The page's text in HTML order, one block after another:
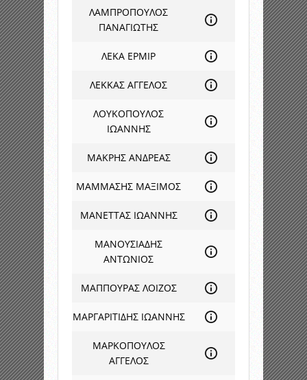
ΛΑΜΠΡΟΠΟΥΛΟΣ
ΠΑΝΑΓΙΩΤΗΣ
ΛΕΚΑ ΕΡΜΙΡ
ΛΕΚΚΑΣ ΑΓΓΕΛΟΣ
ΛΟΥΚΟΠΟΥΛΟΣ
ΙΩΑΝΝΗΣ
ΜΑΚΡΗΣ ΑΝΔΡΕΑΣ
ΜΑΜΜΑΣΗΣ ΜΑΞΙΜΟΣ
ΜΑΝΕΤΤΑΣ ΙΩΑΝΝΗΣ
ΜΑΝΟΥΣΙΑΔΗΣ
ΑΝΤΩΝΙΟΣ
ΜΑΠΠΟΥΡΑΣ ΛΟΙΖΟΣ
ΜΑΡΓΑΡΙΤΙΔΗΣ ΙΩΑΝΝΗΣ
ΜΑΡΚΟΠΟΥΛΟΣ
ΑΓΓΕΛΟΣ